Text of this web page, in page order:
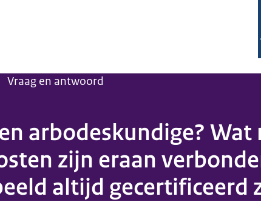
Vraag en antwoord
arbodeskundige?
zijn eraan
altijd gecertificeerd